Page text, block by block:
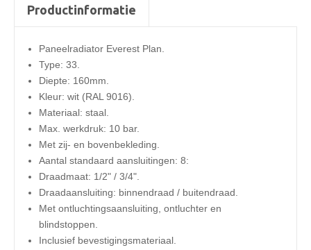
2637watt
Productinformatie
Paneelradiator Everest Plan.
Type: 33
Diepte: 160mm.
Kleur: wit (RAL 9016).
Materiaal: staal.
Max. werkdruk: 10 bar.
Met zij- en bovenbekleding.
Aantal standaard aansluitingen: 8:
Draadmaat: 1/2" / 3/4".
Draadaansluiting: binnendraad / buitendraad.
Met ontluchtingsaansluiting, ontluchter en
blindstoppen.
Inclusief bevestigingsmateriaal.